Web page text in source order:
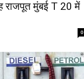
राजपूत मुंबई T 20 में
0